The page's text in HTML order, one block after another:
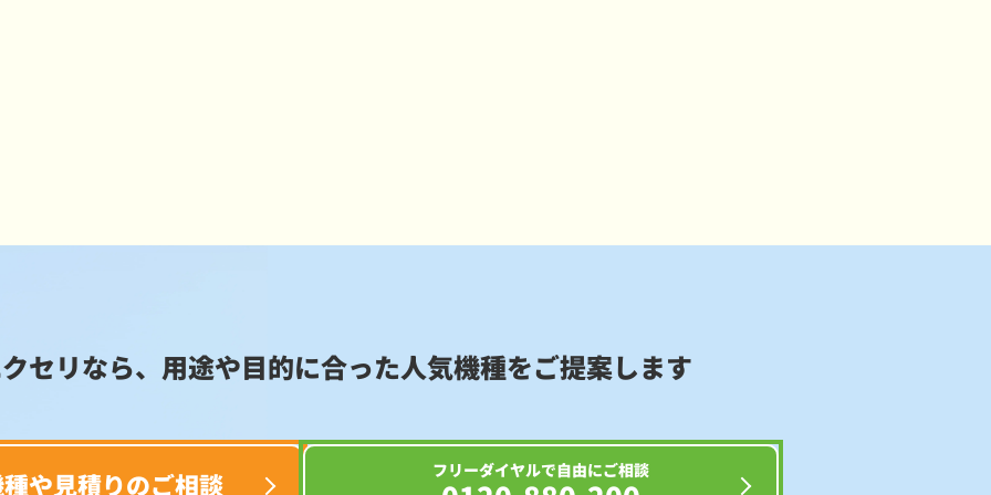
セリなら、用途や目的に合った人気機種をご提案します
や見積りのご相談 フリーダイヤルで自由にご相談